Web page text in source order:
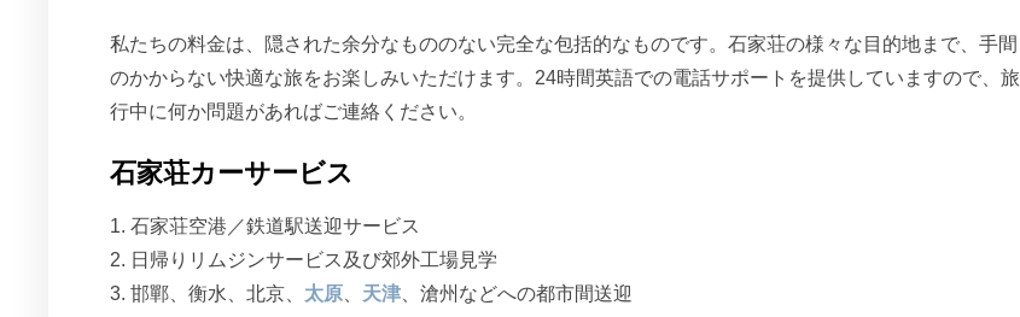
私たちの料金は、隠された余分なもののない完全な包括的なものです。石家荘の様々な目的地まで、手間
のかからない快適な旅をお楽しみいただけます。24時間英語での電話サポートを提供していますので、旅
行中に何か問題があればご連絡ください。
石家荘カーサービス
1. 石家荘空港／鉄道駅送迎サービス
2. 日帰りリムジンサービス及び郊外工場見学
3. 邯鄲、衡水、北京、 太原、 天津、滄州などへの都市間送迎